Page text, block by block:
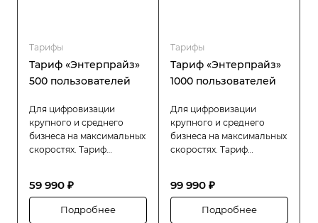
Тарифы
Тариф «Энтерпрайз»
500 пользователей
Для цифровизации
крупного и среднего
бизнеса на максимальных
скоростях. Тариф
для компаний с большой
сотрудников (до 500
59 990 ₽
Подробнее
Тарифы
Тариф «Энтерпрайз»
1000 пользователей
Для цифровизации
крупного и среднего
бизнеса на максимальных
скоростях. Тариф
для компаний с большой
сотрудников (до 1000
99 990 ₽
Подробнее